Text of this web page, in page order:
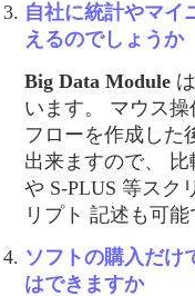
自社に統計やマイ
えるのでしょうか
Big Data Module
います。 マウス
フローを作成した
出来ますので、
や S-PLUS 等スク
リプト 記述も可能
ソフトの購入だけ
はできますか